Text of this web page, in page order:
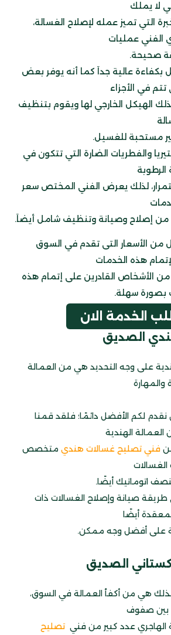
لا يملك
التي تميز عمله لإصلاح الغسالة،
الفني عمليات
صحيحة.
عالية جداَ كما أنه يوفر بعض
في الأجزاء
الهيكل الخارجي لها ويقوم بتنظيف
مستحبة للغسيل.
والفطريات الضارة التي تتكون في
لذلك يعرض الفني المختص سعر
من إصلاح وصيانة وتنظيف شامل أيضاَ.
من الأسعار التى تقدم في السوق
هذه الخدمات
الأشخاص القادرين على إتمام هذه
بصورة سهلة.
الخدمة الان
الصديق
على وجه التحديد هي من العمالة
والمهارة
نقدم لكم الأفضل دائمًا؛ فلقد قمنا
الهندية
فني تصليح غسالات هندي متخصص
اتوماتيك أيضًا.
طريقة صيانة وإصلاح الغسالات ذات
أيضًا
على أفضل وجه ممكن.
الصديق
كذلك هي من أكفأ العمالة في السوق،
بين صفوف
الهاجري عدد كبير من فني تصليح